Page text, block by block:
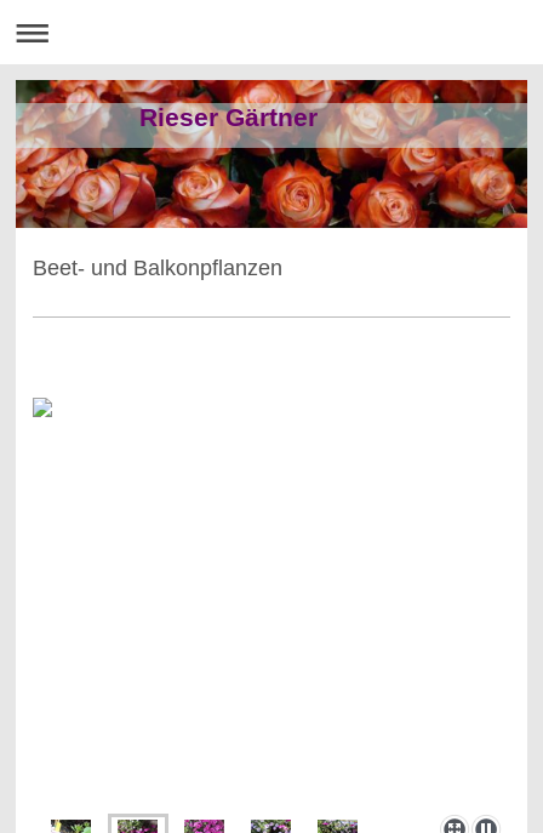
Rieser Gärtner
Beet- und Balkonpflanzen